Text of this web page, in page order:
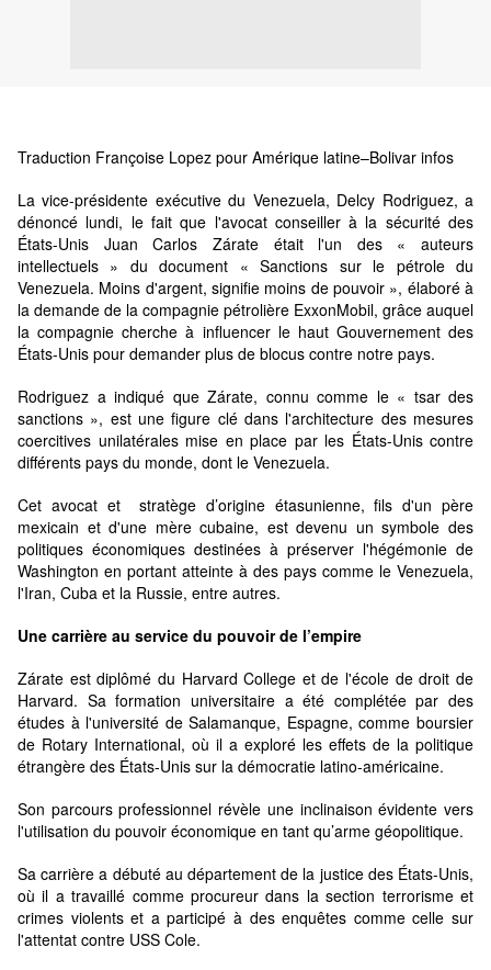
Traduction Françoise Lopez pour Amérique latine–Bolivar infos
La vice-présidente exécutive du Venezuela, Delcy Rodriguez, a
dénoncé lundi, le fait que l'avocat conseiller à la sécurité des
États-Unis Juan Carlos Zárate était l'un des « auteurs
intellectuels » du document « Sanctions sur le pétrole du
Venezuela. Moins d'argent, signifie moins de pouvoir », élaboré à
la demande de la compagnie pétrolière ExxonMobil, grâce auquel
la compagnie cherche à influencer le haut Gouvernement des
États-Unis pour demander plus de blocus contre notre pays.
Rodriguez a indiqué que Zárate, connu comme le « tsar des
sanctions », est une figure clé dans l'architecture des mesures
coercitives unilatérales mise en place par les États-Unis contre
différents pays du monde, dont le Venezuela.
Cet avocat et stratège d’origine étasunienne, fils d'un père
mexicain et d'une mère cubaine, est devenu un symbole des
politiques économiques destinées à préserver l'hégémonie de
Washington en portant atteinte à des pays comme le Venezuela,
l'Iran, Cuba et la Russie, entre autres.
Une carrière au service du pouvoir de l’empire
Zárate est diplômé du Harvard College et de l'école de droit de
Harvard. Sa formation universitaire a été complétée par des
études à l'université de Salamanque, Espagne, comme boursier
de Rotary International, où il a exploré les effets de la politique
étrangère des États-Unis sur la démocratie latino-américaine.
Son parcours professionnel révèle une inclinaison évidente vers
l'utilisation du pouvoir économique en tant qu’arme géopolitique.
Sa carrière a débuté au département de la justice des États-Unis,
où il a travaillé comme procureur dans la section terrorisme et
crimes violents et a participé à des enquêtes comme celle sur
l'attentat contre USS Cole.